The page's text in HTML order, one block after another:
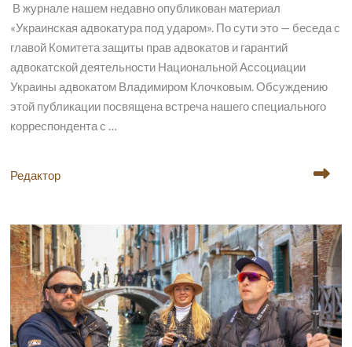
В журнале нашем недавно опубликован материал
«Украинская адвокатура под ударом». По сути это — беседа с
главой Комитета защиты прав адвокатов и гарантий
адвокатской деятельности Национальной Ассоциации
Украины адвокатом Владимиром Клочковым. Обсуждению
этой публикации посвящена встреча нашего специального
корреспондента с …
Редактор